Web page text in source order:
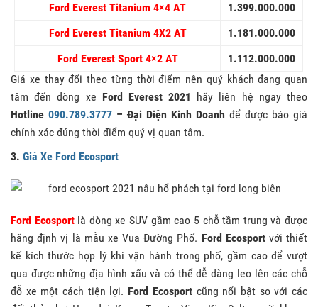
Ford Everest Titanium 4×4 AT
1.399.000.000
Ford Everest Titanium 4X2 AT
1.181.000.000
Ford Everest Sport4×2 AT
1.112.000.000
Giá xe thay đổi theo từng thời điểm nên quý khách đang quan
tâm đến dòng xe Ford Everest 2021 hãy liên hệ ngay theo
Hotline 090.789.3777 – Đại Diện Kinh Doanh để được báo giá
chính xác đúng thời điểm quý vị quan tâm.
3. Giá Xe Ford Ecosport
Ford Ecosportlà dòng xe SUV gầm cao 5 chỗ tầm trung và được
hãng định vị là mẫu xe Vua Đường Phố. Ford Ecosportvới thiết
kế kích thước hợp lý khi vận hành trong phố, gầm cao để vượt
qua được những địa hình xấu và có thể dễ dàng leo lên các chỗ
đỗ xe một cách tiện lợi. Ford Ecosportcũng nổi bật so với các